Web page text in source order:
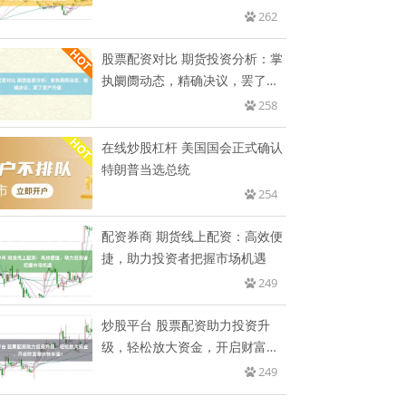
262
股票配资对比 期货投资分析：掌
执阛阓动态，精确决议，罢了资
258
在线炒股杠杆 美国国会正式确认
特朗普当选总统
254
配资券商 期货线上配资：高效便
捷，助力投资者把握市场机遇
249
炒股平台 股票配资助力投资升
级，轻松放大资金，开启财富增
249